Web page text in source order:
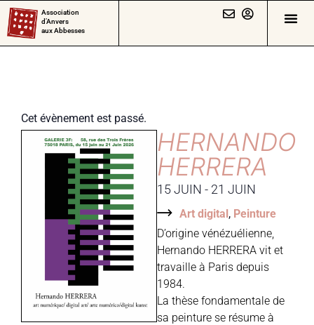
Association
d’Anvers
aux Abbesses
Cet évènement est passé.
HERNANDO
HERRERA
15 JUIN - 21 JUIN
Art digital, Peinture
D’origine vénézuélienne,
Hernando HERRERA vit et
travaille à Paris depuis
1984.
La thèse fondamentale de
sa peinture se résume à